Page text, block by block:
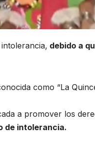
debido a
como “La
a promover los
de intolerancia.